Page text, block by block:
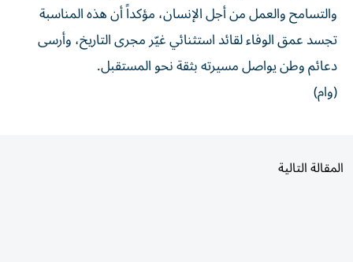
والتسامح والعمل من أجل الإنسان، مؤكداً أن هذه المناسبة
تجسد عمق الوفاء لقائد استثنائي غيّر مجرى التاريخ، وأرسى
دعائم وطن يواصل مسيرته بثقة نحو المستقبل.
(وام)
المقالة التالية